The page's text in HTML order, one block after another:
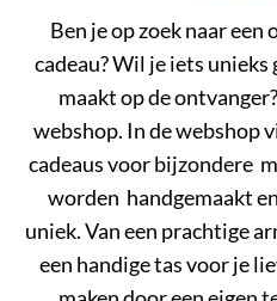
Ben je op zoek naar
cadeau? Wil je iets
maakt op de
webshop. In de webshop
cadeaus voor bijzondere
worden handgemaakt
uniek. Van een prachtige
een handige tas voor je